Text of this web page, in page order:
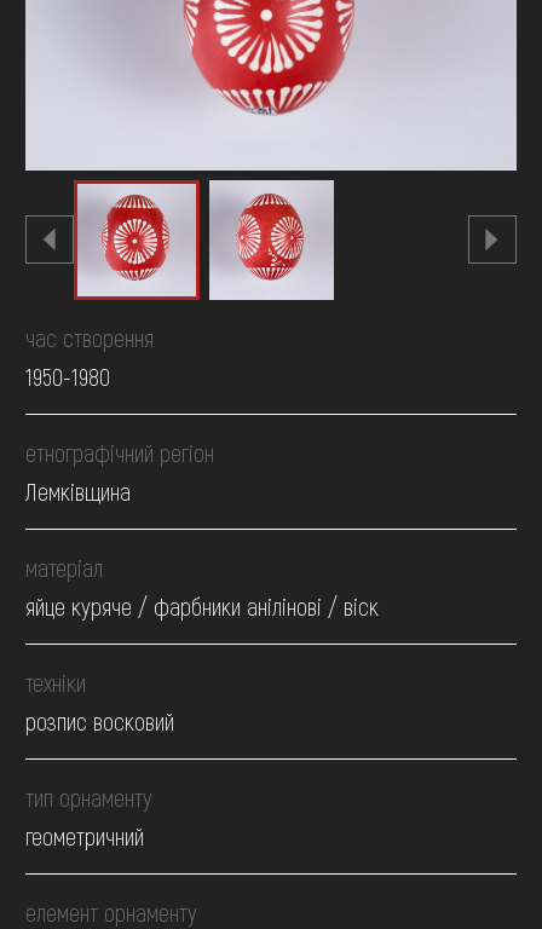
ОНЛАЙН-КРАМНИЦЯ
час створення
1950-1980
етнографічний регіон
Лемківщина
матеріал
яйце куряче / фарбники анілінові / віск
техніки
розпис восковий
тип орнаменту
геометричний
елемент орнаменту